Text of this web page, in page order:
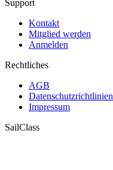
Support
Kontakt
Mitglied werden
Anmelden
Rechtliches
AGB
Datenschutzrichtlinien
Impressum
SailClass